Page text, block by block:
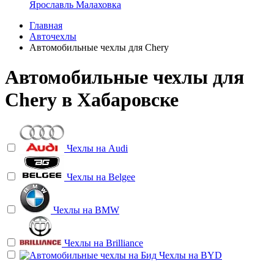
Ярославль Малаховка
Главная
Авточехлы
Автомобильные чехлы для Chery
Автомобильные чехлы для
Chery в Хабаровске
Чехлы на Audi
Чехлы на Belgee
Чехлы на BMW
Чехлы на Brilliance
Чехлы на BYD